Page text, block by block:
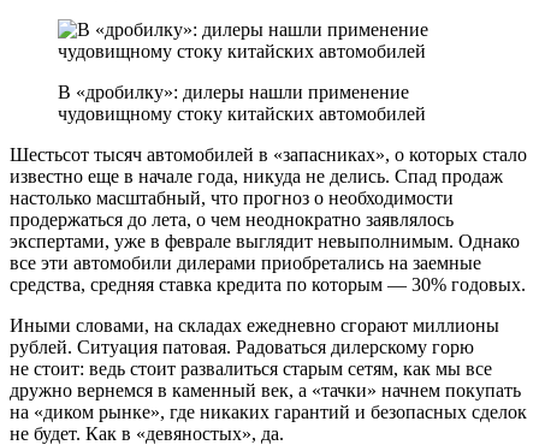
В «дробилку»: дилеры нашли применение
чудовищному стоку китайских автомобилей
Шестьсот тысяч автомобилей в «запасниках», о которых стало
известно еще в начале года, никуда не делись. Спад продаж
настолько масштабный, что прогноз о необходимости
продержаться до лета, о чем неоднократно заявлялось
экспертами, уже в феврале выглядит невыполнимым. Однако
все эти автомобили дилерами приобретались на заемные
средства, средняя ставка кредита по которым — 30% годовых.
Иными словами, на складах ежедневно сгорают миллионы
рублей. Ситуация патовая. Радоваться дилерскому горю
не стоит: ведь стоит развалиться старым сетям, как мы все
дружно вернемся в каменный век, а «тачки» начнем покупать
на «диком рынке», где никаких гарантий и безопасных сделок
не будет. Как в «девяностых», да.